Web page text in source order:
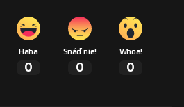
Haha
0
Snáď nie!
0
Whoa!
0